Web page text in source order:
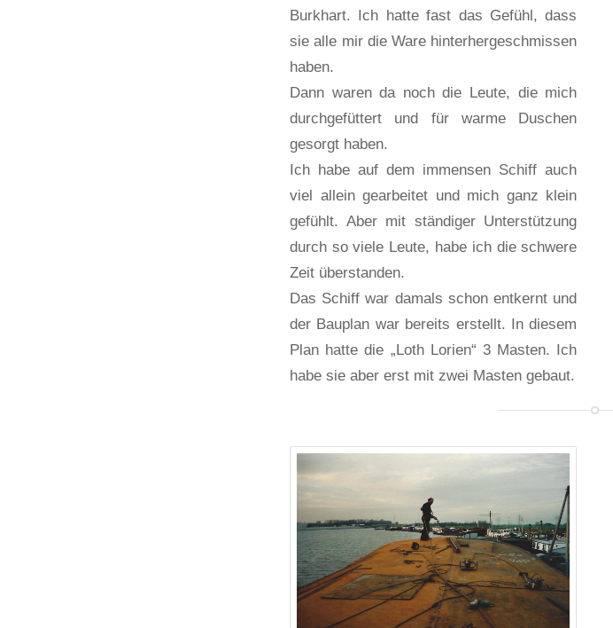
Burkhart. Ich hatte fast das Gefühl, dass
sie alle mir die Ware hinterhergeschmissen
haben.
Dann waren da noch die Leute, die mich
durchgefüttert und für warme Duschen
gesorgt haben.
Ich habe auf dem immensen Schiff auch
viel allein gearbeitet und mich ganz klein
gefühlt. Aber mit ständiger Unterstützung
durch so viele Leute, habe ich die schwere
Zeit überstanden.
Das Schiff war damals schon entkernt und
der Bauplan war bereits erstellt. In diesem
Plan hatte die „Loth Lorien“ 3 Masten. Ich
habe sie aber erst mit zwei Masten gebaut.